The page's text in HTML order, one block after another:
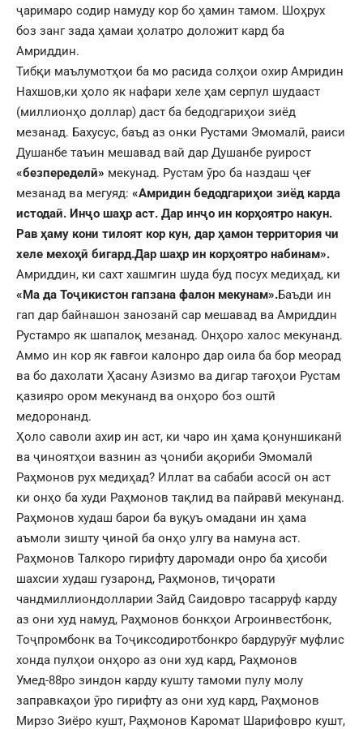
ҷаримаро содир намуду кор бо ҳамин тамом. Шоҳрух
боз занг зада ҳамаи ҳолатро доложит кард ба
Амриддин.
Тибқи маълумотҳои ба мо расида солҳои охир Амридин
Нахшов,ки ҳоло як нафари хеле ҳам серпул шудааст
(миллионҳо доллар) даст ба бедодгариҳои зиёд
мезанад. Бахусус, баъд аз онки Рустами Эмомалӣ, раиси
Душанбе таъин мешавад вай дар Душанбе руирост
«безпеределӣ» мекунад. Рустам ӯро ба наздаш ҷеғ
мезанад ва мегуяд: «Амридин бедодгариҳои зиёд карда
истодаӣ. Инҷо шаҳр аст. Дар инҷо ин корҳоятро накун.
Рав ҳаму кони тилоят кор кун, дар ҳамон территория чи
хеле мехоҳӣ бигард.Дар шаҳр ин корҳоятро набинам».
Амриддин, ки сахт хашмгин шуда буд посух медиҳад, ки
«Ма да Тоҷикистон гапзана фалон мекунам».Баъди ин
гап дар байнашон занозанӣ сар мешавад ва Амриддин
Рустамро як шапалоқ мезанад. Онҳоро халос мекунанд.
Аммо ин кор як ғавғои калонро дар оила ба бор меорад
ва бо дахолати Ҳасану Азизмо ва дигар тағоҳои Рустам
қазияро ором мекунанд ва онҳоро боз оштӣ
медоронанд.
Ҳоло саволи ахир ин аст, ки чаро ин ҳама қонуншиканӣ
ва ҷиноятҳои вазнин аз ҷониби ақориби Эмомалӣ
Раҳмонов рух медиҳад? Иллат ва сабаби асосӣ он аст
ки онҳо ба худи Раҳмонов тақлид ва пайравӣ мекунанд.
Раҳмонов худаш барои ба вуқуъ омадани ин ҳама
аъмоли зишту ҷиноӣ ба онҳо улгу ва намуна аст.
Раҳмонов Талкоро гирифту даромади онро ба ҳисоби
шахсии худаш гузаронд, Раҳмонов, тиҷорати
чандмиллиондолларии Зайд Саидовро тасарруф карду
аз они худ намуд, Раҳмонов бонкҳои Агроинвестбонк,
Тоҷпромбонк ва Тоҷиксодиротбонкро бардуруӯғ муфлис
хонда пулҳои онҳоро аз они худ кард, Раҳмонов
Умед-88ро зиндон карду кушту тамоми пулу молу
заправкаҳои ӯро гирифту аз они худ кард, Раҳмонов
Мирзо Зиёро кушт, Раҳмонов Каромат Шарифовро кушт,